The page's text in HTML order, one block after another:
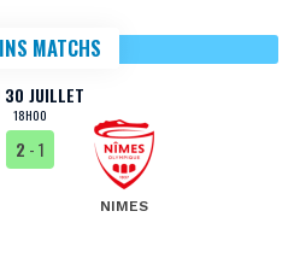
MATCHS
30 JUILLET
18H00
2 - 1
NIMES